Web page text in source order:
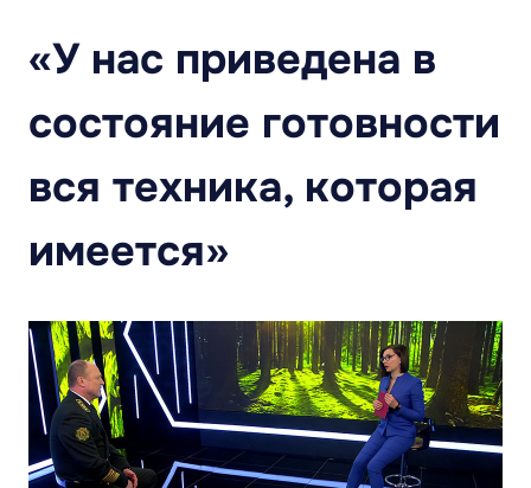
«У нас приведена в
состояние готовности
вся техника, которая
имеется»